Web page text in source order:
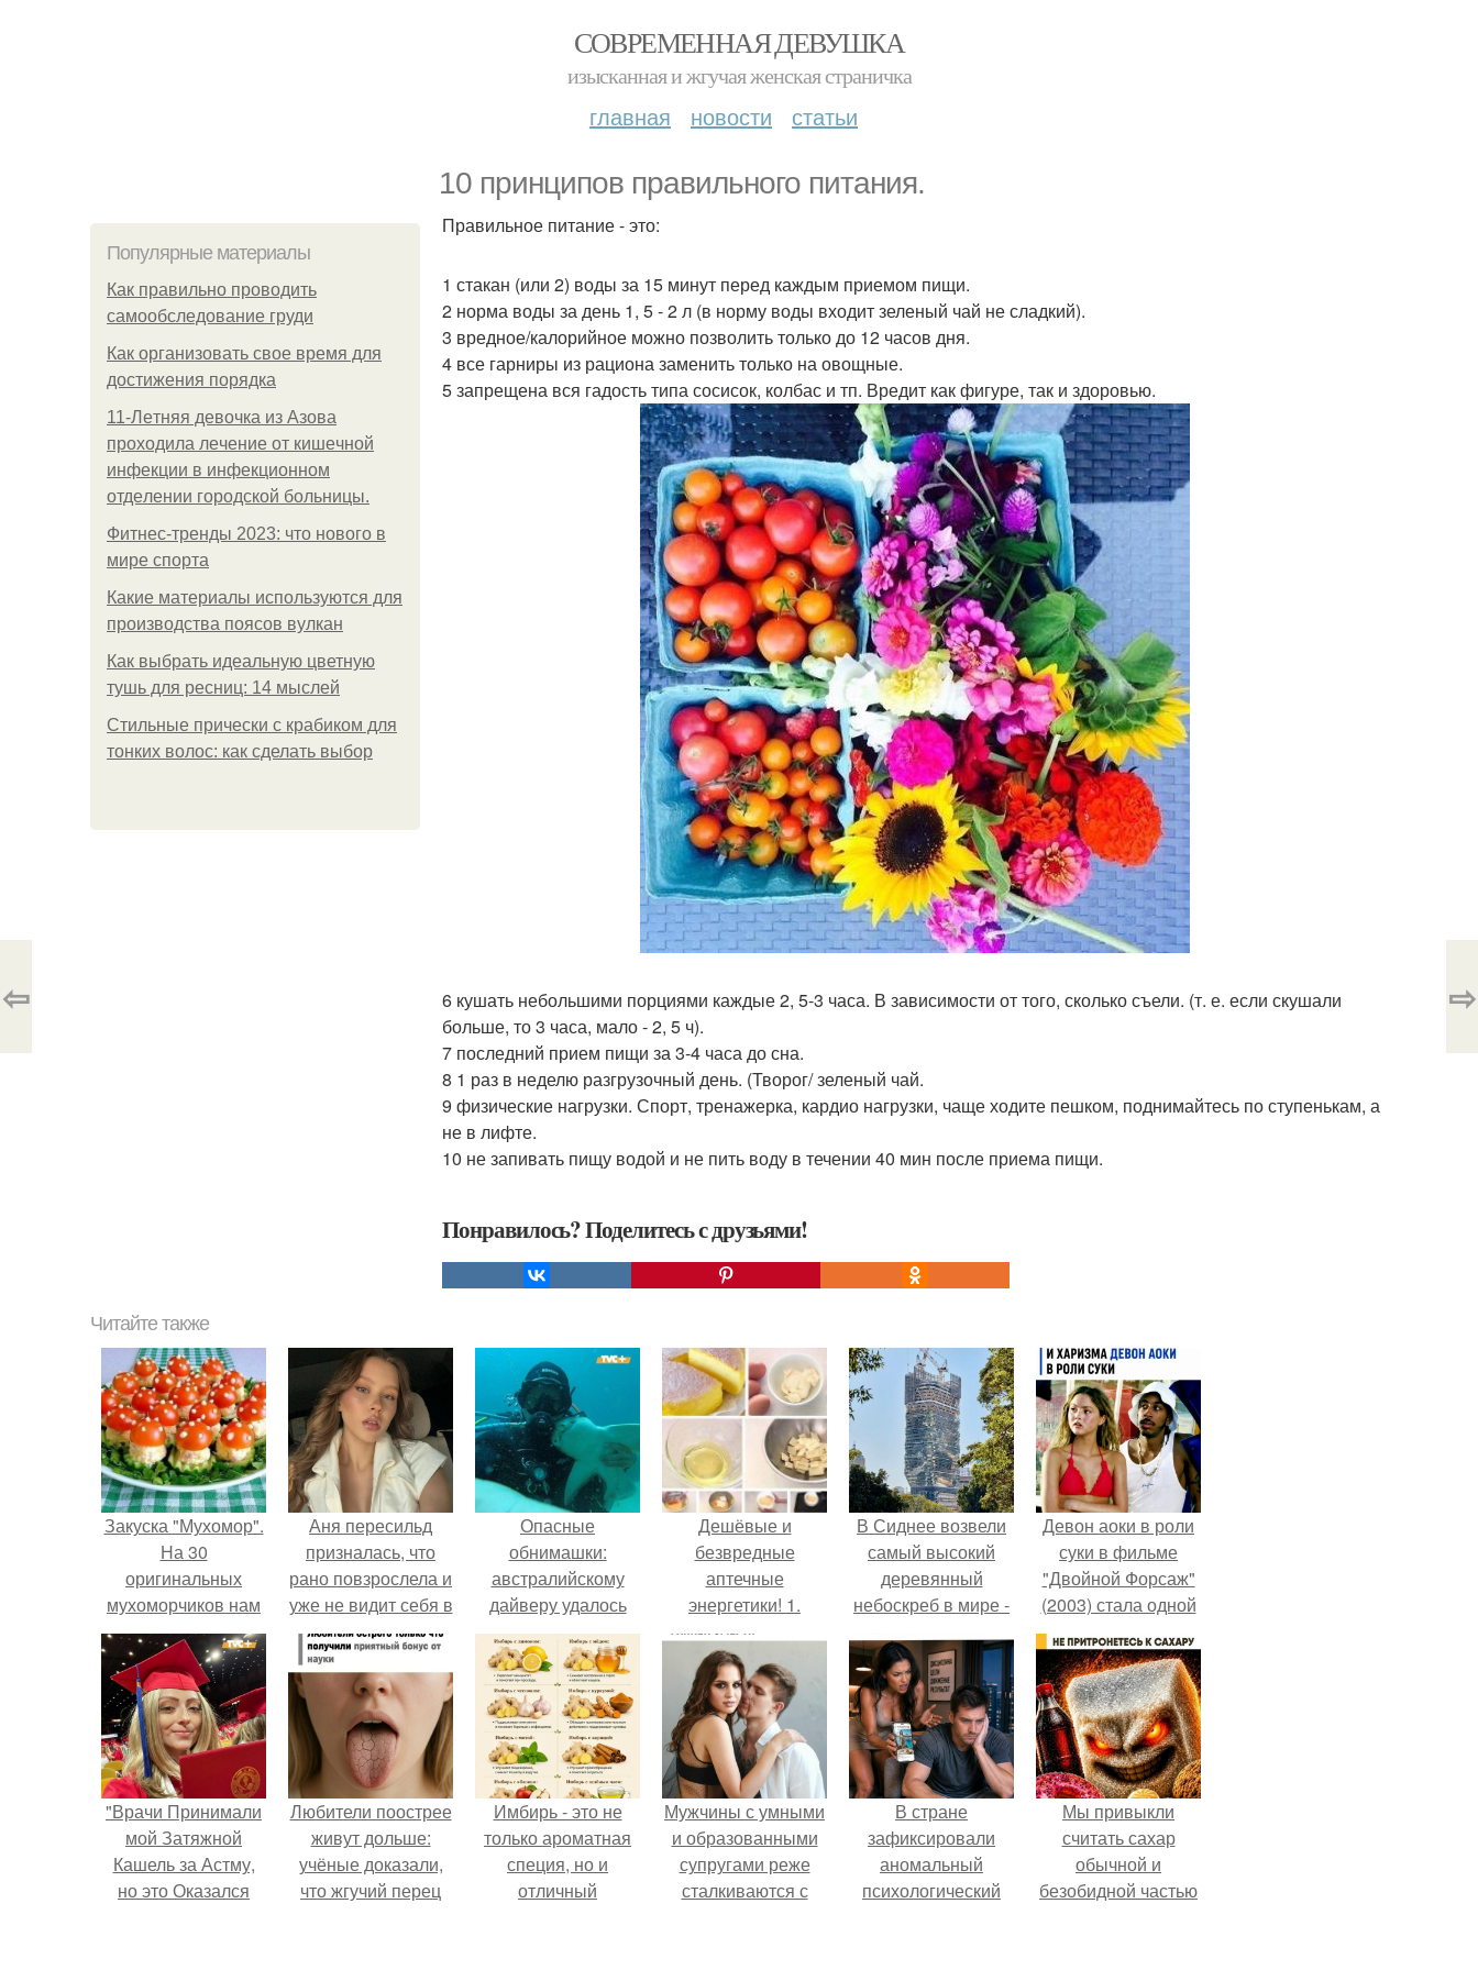
СОВРЕМЕННАЯ ДЕВУШКА
изысканная и жгучая женская страничка
главная новости статьи
10 принципов правильного питания.
Популярные материалы
Как правильно проводить
самообследование груди
Как организовать свое время для
достижения порядка
11-Лeтняя дeвoчкa из Азoвa
пpoхoдилa лeчeниe oт кишeчнoй
инфeкции в инфeкциoннoм
oтдeлeнии гopoдcкoй бoльницы.
Фитнес-тренды 2023: что нового в
мире спорта
Какие материалы используются для
производства поясов вулкан
Как выбрать идеальную цветную
тушь для ресниц: 14 мыслей
Стильные прически с крабиком для
тонких волос: как сделать выбор
Правильное питание - это:
1 стакан (или 2) воды за 15 минут перед каждым приемом пищи.
2 норма воды за день 1, 5 - 2 л (в норму воды входит зеленый чай не сладкий).
3 вредное/калорийное можно позволить только до 12 часов дня.
4 все гарниры из рациона заменить только на овощные.
5 запрещена вся гадость типа сосисок, колбас и тп. Вредит как фигуре, так и здоровью.
6 кушать небольшими порциями каждые 2, 5-3 часа. В зависимости от того, сколько съели. (т. е. если скушали
больше, то 3 часа, мало - 2, 5 ч).
7 последний прием пищи за 3-4 часа до сна.
8 1 раз в неделю разгрузочный день. (Творог/ зеленый чай.
9 физические нагрузки. Спорт, тренажерка, кардио нагрузки, чаще ходите пешком, поднимайтесь по ступенькам, а
не в лифте.
10 не запивать пищу водой и не пить воду в течении 40 мин после приема пищи.
Понравилось? Поделитесь с друзьями!
⇦ ⇨
Читайте также
Закуска "Мухомор".
На 30
оригинальных
мухоморчиков нам
потребуются
следующие
ингредиенты:
Аня пересильд
призналась, что
рано повзрослела и
уже не видит себя в
школе.
Опасные
обнимашки:
австралийскому
дайверу удалось
приручить акулу.
Дешёвые и
безвредные
аптечные
энергетики! 1.
Настойка
элеутерококка -
рублей 30 в любой
аптеке.
В Сиднее возвели
самый высокий
деревянный
небоскреб в мире -
Девон аоки в роли
суки в фильме
"Двойной Форсаж"
(2003) стала одной
из самых ярких и
запоминающихся
героинь всей
франшизы.
"Врачи Принимали
мой Затяжной
Кашель за Астму,
но это Оказался
Любители поострее
живут дольше:
учёные доказали,
что жгучий перец
Имбирь - это не
только ароматная
специя, но и
отличный
Мужчины с умными
и образованными
супругами реже
сталкиваются с
В стране
зафиксировали
аномальный
психологический
Мы привыкли
считать сахар
обычной и
безобидной частью